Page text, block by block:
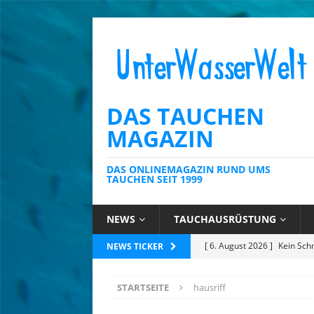
DAS TAUCHEN
MAGAZIN
DAS ONLINEMAGAZIN RUND UMS
TAUCHEN SEIT 1999
NEWS TAUCHAUSRÜSTUNG
NEWS TICKER [ 6. August 2026 ] Kein
[ 6. August 2026 ]
STARTSEITE hausriff